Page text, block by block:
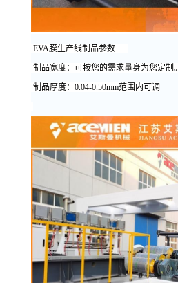
EVA膜生产线制品参数
制品宽度：可按您的需求量身为您定制。
制品厚度：0.04-0.50mm范围内可调